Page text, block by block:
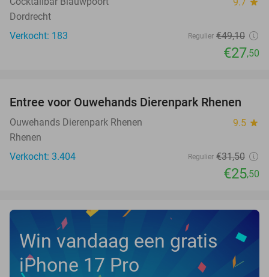
Dordrecht
Verkocht: 183
Regulier €49,10
€27,50
19%
Entree voor Ouwehands Dierenpark Rhenen
Ouwehands Dierenpark Rhenen 9.5 star
Rhenen
Verkocht: 3.404
Regulier €31,50
€25,50
Win vandaag een gratis
iPhone 17 Pro